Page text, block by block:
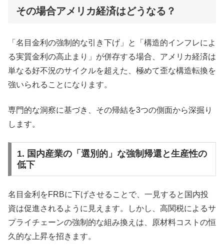
その場合アメリカ経済はどうなる？
「名目金利の強制的な引き下げ」と「構造的インフレによ
る実質金利の高止まり」が併存する場合、アメリカ経済は
単なる好不況のサイクルを超えた、極めて歪な構造転換を
強いられることになります。
専門的な洞察に基づき、その帰結を3つの側面から深掘り
します。
1. 国内産業の「選別的」な強制帰還と生産性の
低下
名目金利をFRBに下げさせることで、一見すると国内投
資は促進されるように見えます。しかし、高関税によるサ
プライチェーンの強制的な組み換えは、原材料コストの恒
久的な上昇を招きます。